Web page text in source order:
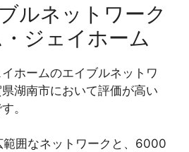
ルネットワーク
ジェイホーム
ホームのエイブルネットワ
湖南市において評価が高い
。
範囲なネットワークと、6000